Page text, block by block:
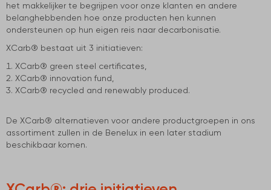
het makkelijker te begrijpen voor onze klanten en andere
belanghebbenden hoe onze producten hen kunnen
ondersteunen op hun eigen reis naar decarbonisatie.
XCarb® bestaat uit 3 initiatieven:
XCarb® green steel certificates,
XCarb® innovation fund,
XCarb® recycled and renewably produced.
De XCarb® alternatieven voor andere productgroepen in ons
assortiment zullen in de Benelux in een later stadium
beschikbaar komen.